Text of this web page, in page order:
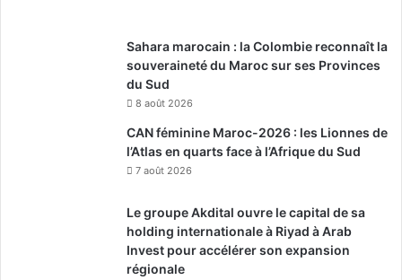
Sahara marocain : la Colombie reconnaît la
souveraineté du Maroc sur ses Provinces
du Sud
8 août 2026
CAN féminine Maroc-2026 : les Lionnes de
l’Atlas en quarts face à l’Afrique du Sud
7 août 2026
Le groupe Akdital ouvre le capital de sa
holding internationale à Riyad à Arab
Invest pour accélérer son expansion
régionale